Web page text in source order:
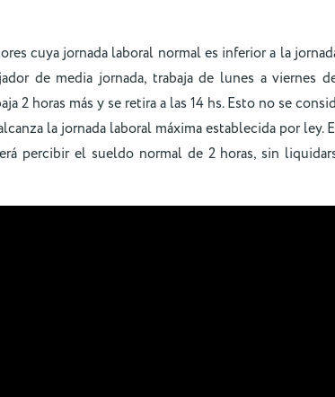
cuya jornada laboral normal es inferior a la
de media jornada, trabaja de lunes a viernes
2 horas más y se retira a las 14 hs. Esto no se
la jornada laboral máxima establecida por ley.
percibir el sueldo normal de 2 horas, sin